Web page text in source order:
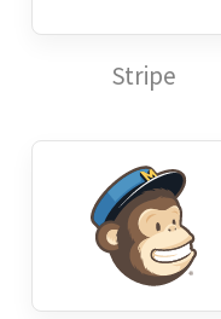
Stripe